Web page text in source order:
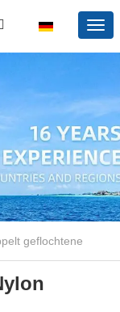
geflochtene